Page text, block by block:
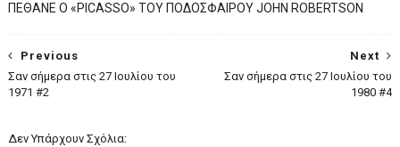
ΠΕΘΑΝΕ Ο «PICASSO» TOY ΠΟΔΟΣΦΑΙΡΟΥ JOHN ROBERTSON
Next
Σαν σήμερα στις 27 Ιουλίου του
1980 #4
Previous
Σαν σήμερα στις 27 Ιουλίου του
1971 #2
Δεν Υπάρχουν Σχόλια: